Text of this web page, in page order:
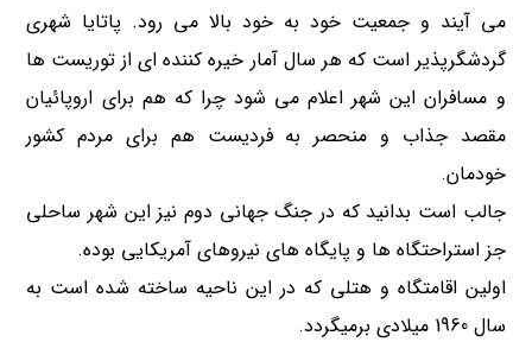
می آیند و جمعیت خود به خود بالا می رود. پاتایا شهری
گردشگرپذیر است که هر سال آمار خیره کننده ای از توریست ها
و مسافران این شهر اعلام می شود چرا که هم برای اروپائیان
مقصد جذاب و منحصر به فردیست هم برای مردم کشور
خودمان.
جالب است بدانید که در جنگ جهانی دوم نیز این شهر ساحلی
جز استراحتگاه ها و پایگاه های نیروهای آمریکایی بوده.
اولین اقامتگاه و هتلی که در این ناحیه ساخته شده است به
سال 1960 میلادی برمیگردد.